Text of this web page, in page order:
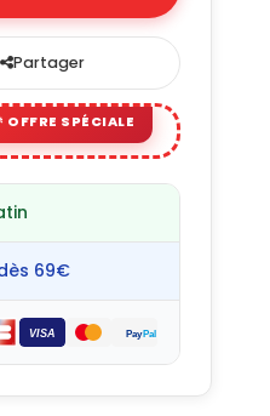
Partager
69€